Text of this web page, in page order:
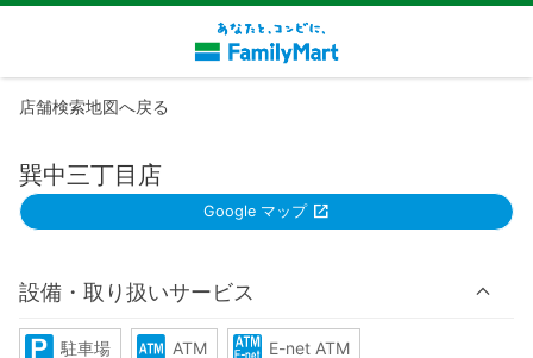
店舗検索地図へ戻る
巽中三丁目店
Google マップ
設備・取り扱いサービス
駐車場 ATM E-net ATM